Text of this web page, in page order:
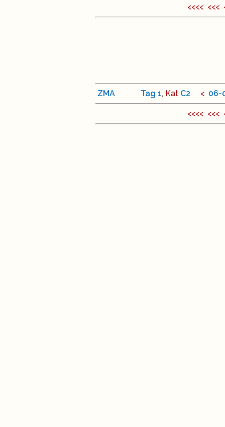
<<<<
ZMA Tag 1, Kat C2 < 06-
<<<<